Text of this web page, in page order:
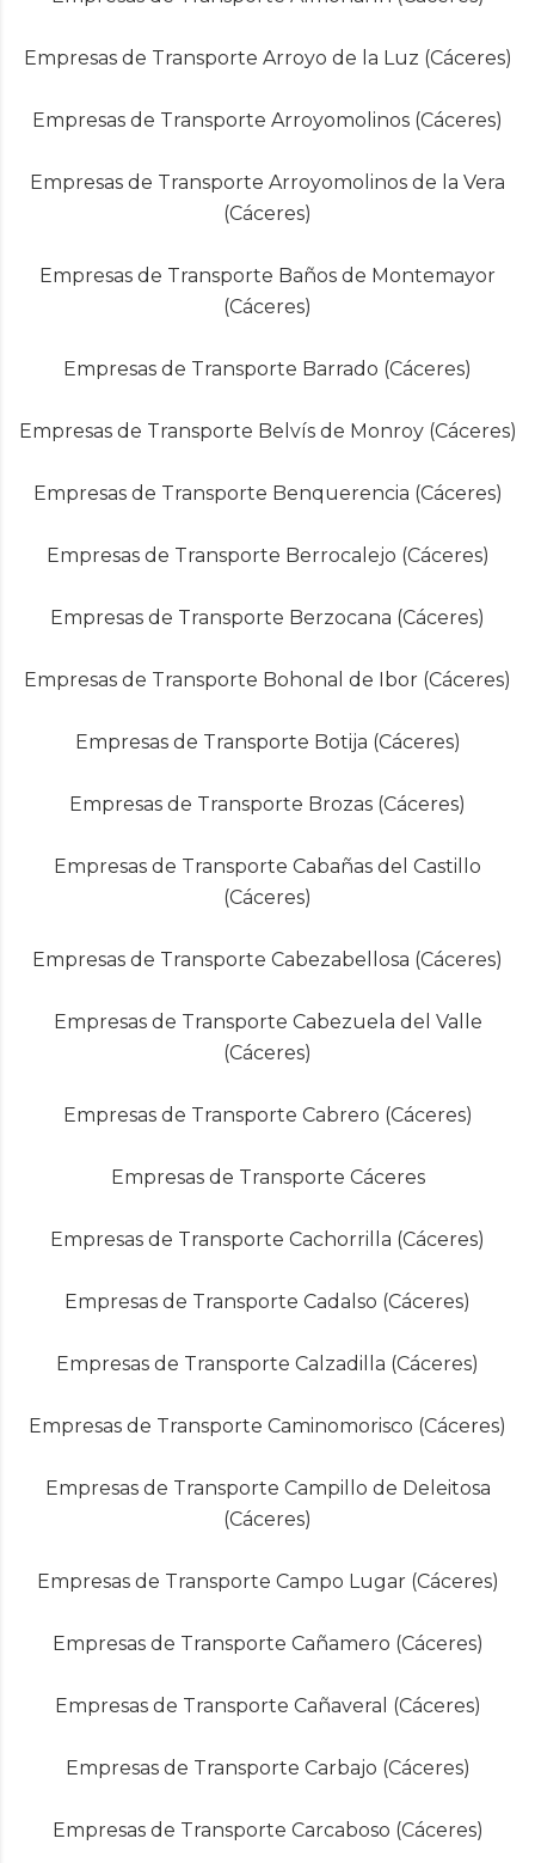
Empresas de Transporte Arroyo de la Luz (Cáceres)
Empresas de Transporte Arroyomolinos (Cáceres)
Empresas de Transporte Arroyomolinos de la Vera
(Cáceres)
Empresas de Transporte Baños de Montemayor
(Cáceres)
Empresas de Transporte Barrado (Cáceres)
Empresas de Transporte Belvís de Monroy (Cáceres)
Empresas de Transporte Benquerencia (Cáceres)
Empresas de Transporte Berrocalejo (Cáceres)
Empresas de Transporte Berzocana (Cáceres)
Empresas de Transporte Bohonal de Ibor (Cáceres)
Empresas de Transporte Botija (Cáceres)
Empresas de Transporte Brozas (Cáceres)
Empresas de Transporte Cabañas del Castillo
(Cáceres)
Empresas de Transporte Cabezabellosa (Cáceres)
Empresas de Transporte Cabezuela del Valle
(Cáceres)
Empresas de Transporte Cabrero (Cáceres)
Empresas de Transporte Cáceres
Empresas de Transporte Cachorrilla (Cáceres)
Empresas de Transporte Cadalso (Cáceres)
Empresas de Transporte Calzadilla (Cáceres)
Empresas de Transporte Caminomorisco (Cáceres)
Empresas de Transporte Campillo de Deleitosa
(Cáceres)
Empresas de Transporte Campo Lugar (Cáceres)
Empresas de Transporte Cañamero (Cáceres)
Empresas de Transporte Cañaveral (Cáceres)
Empresas de Transporte Carbajo (Cáceres)
Empresas de Transporte Carcaboso (Cáceres)